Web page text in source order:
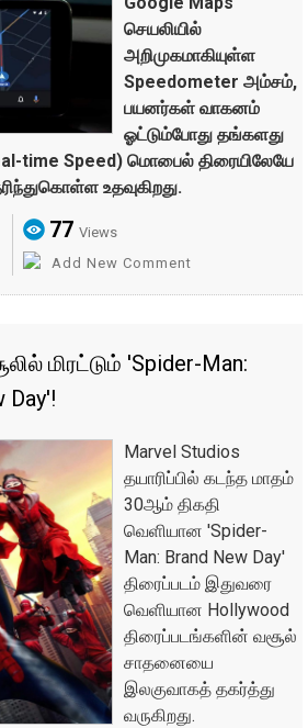
செயலியில்
அறிமுகமாகியுள்ள
Speedometer அம்சம்,
பயனர்கள் வாகனம்
ஓட்டும்போது தங்களது
time Speed) மொபைல் திரையிலேயே
உதவுகிறது.
77 Views
Add New Comment
மிரட்டும் 'Spider-Man:
Day'!
Marvel Studios
தயாரிப்பில் கடந்த மாதம்
30ஆம் திகதி
வெளியான 'Spider-
Man: Brand New Day'
திரைப்படம் இதுவரை
வெளியான Hollywood
திரைப்படங்களின் வசூல்
சாதனையை
இலகுவாகத் தகர்த்து
வருகிறது.